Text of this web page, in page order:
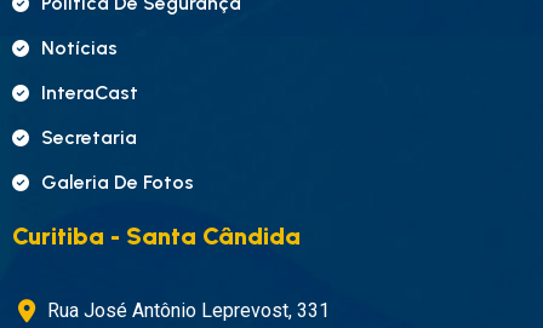
Notícias
InteraCast
Secretaria
Galeria De Fotos
Curitiba - Santa Cândida
Rua José Antônio Leprevost, 331